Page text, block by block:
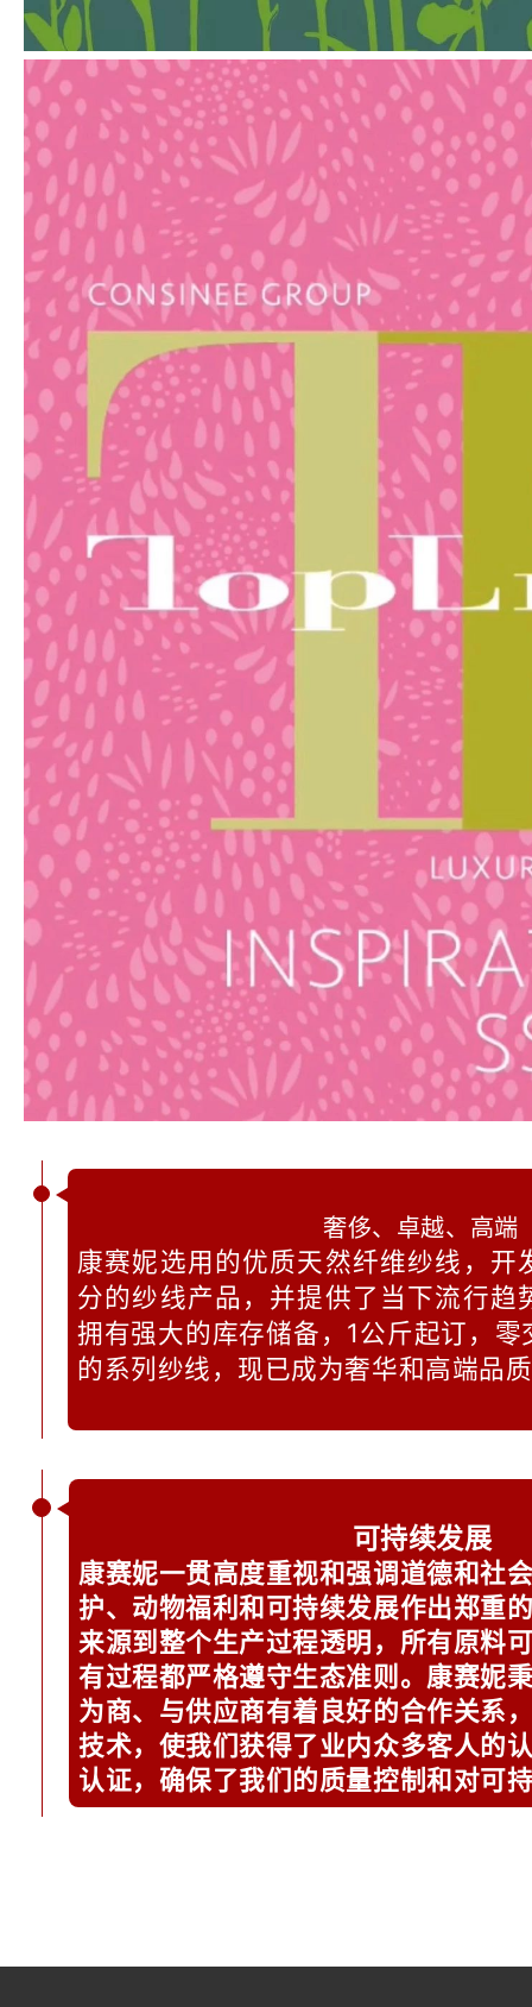
奢侈、卓越、高端
康赛妮选用的优质天然纤维纱线，开
分的纱线产品，并提供了当下流行趋
拥有强大的库存储备，1公斤起订，
的系列纱线，现已成为奢华和高端品
可持续发展
康赛妮一贯高度重视和强调道德和社
护、动物福利和可持续发展作出郑重
来源到整个生产过程透明，所有原料
有过程都严格遵守生态准则。 康赛妮
为商、与供应商有着良好的合作关系
技术，使我们获得了业内众多客人的
认证，确保了我们的质量控制和对可